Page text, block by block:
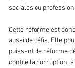
sociales ou
Cette réforme est
aussi de défis. Elle
puissant de réforme
contre la corruption, à